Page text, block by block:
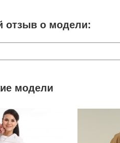
отзыв о модели:
модели